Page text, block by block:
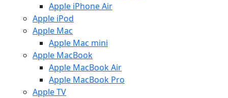
Apple iPhone Air
Apple iPod
Apple Mac
Apple Mac mini
Apple MacBook
Apple MacBook Air
Apple MacBook Pro
Apple TV